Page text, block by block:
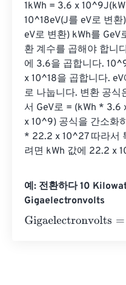
1kWh = 3.6 x
10^18eV(J를 eV로 변환
eV로 변환) kWh를 GeV
환 계수를 곱해야 합니
에 3.6을 곱합니다.
x 10^18을 곱합니다.
로 나눕니다. 변환 공식
서 GeV로 = (kWh *
x 10^9) 공식을 간소화
* 22.2 x 10^27 따라서
려면 kWh 값에 22.2 x
예: 전환하다 10
Gigaelectronvolts
Gigaelectronvolts=10